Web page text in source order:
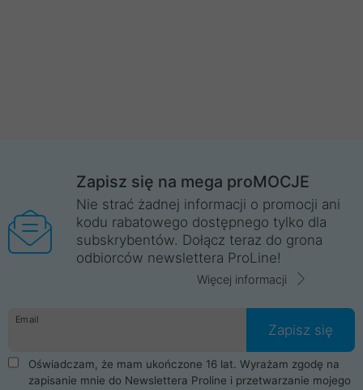
Zapisz się na mega proMOCJE
Nie strać żadnej informacji o promocji ani
kodu rabatowego dostępnego tylko dla
subskrybentów. Dołącz teraz do grona
odbiorców newslettera ProLine!
Więcej informacji
Email
Zapisz się
Oświadczam, że mam ukończone 16 lat. Wyrażam zgodę na
zapisanie mnie do Newslettera Proline i przetwarzanie mojego